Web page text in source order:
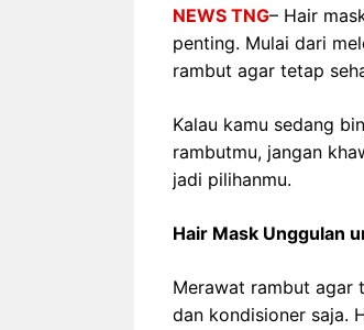
NEWS TNG– Hair
penting. Mulai dari
rambut agar tetap
Kalau kamu sedang
rambutmu, jangan
jadi pilihanmu.
Hair Mask Unggulan
Merawat rambut agar
dan kondisioner saja.